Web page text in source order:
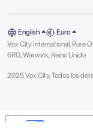
English
Euro
Vox City International, Pure
6RG, Warwick, Reino Unido
2025 Vox City, Todos los